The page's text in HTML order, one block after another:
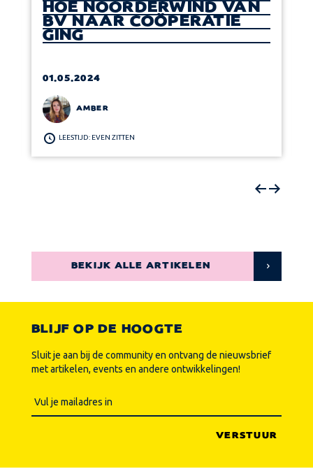
HOE NOORDERWIND VAN
BV NAAR COÖPERATIE
GING
01.05.2024
AMBER
LEESTIJD: EVEN ZITTEN
BEKIJK ALLE ARTIKELEN
BLIJF OP DE HOOGTE
Sluit je aan bij de community en ontvang de nieuwsbrief
met artikelen, events en andere ontwikkelingen!